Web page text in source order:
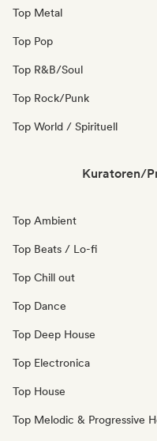
Top Metal
Top Pop
Top R&B/Soul
Top Rock/Punk
Top World / Spirituell
Kuratoren/
Top Ambient
Top Beats / Lo-fi
Top Chill out
Top Dance
Top Deep House
Top Electronica
Top House
Top Melodic & Progressive